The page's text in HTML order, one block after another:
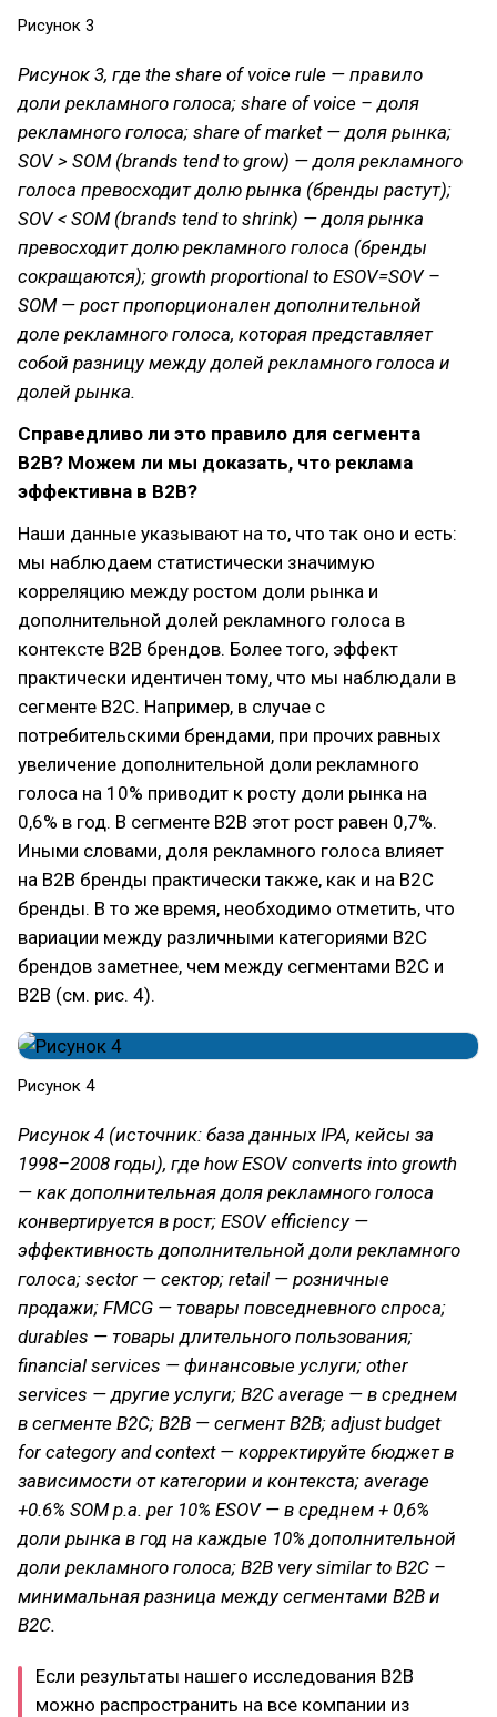
Рисунок 3
Рисунок 3, где the share of voice rule — правило
доли рекламного голоса; share of voice – доля
рекламного голоса; share of market — доля рынка;
SOV > SOM (brands tend to grow) — доля рекламного
голоса превосходит долю рынка (бренды растут);
SOV < SOM (brands tend to shrink) — доля рынка
превосходит долю рекламного голоса (бренды
сокращаются); growth proportional to ESOV=SOV –
SOM — рост пропорционален дополнительной
доле рекламного голоса, которая представляет
собой разницу между долей рекламного голоса и
долей рынка.
Справедливо ли это правило для сегмента
В2В? Можем ли мы доказать, что реклама
эффективна в В2В?
Наши данные указывают на то, что так оно и есть:
мы наблюдаем статистически значимую
корреляцию между ростом доли рынка и
дополнительной долей рекламного голоса в
контексте В2В брендов. Более того, эффект
практически идентичен тому, что мы наблюдали в
сегменте В2С. Например, в случае с
потребительскими брендами, при прочих равных
увеличение дополнительной доли рекламного
голоса на 10% приводит к росту доли рынка на
0,6% в год. В сегменте В2В этот рост равен 0,7%.
Иными словами, доля рекламного голоса влияет
на В2В бренды практически также, как и на В2С
бренды. В то же время, необходимо отметить, что
вариации между различными категориями В2С
брендов заметнее, чем между сегментами В2С и
В2В (см. рис. 4).
Рисунок 4
Рисунок 4 (источник: база данных IPA, кейсы за
1998–2008 годы), где how ESOV converts into growth
— как дополнительная доля рекламного голоса
конвертируется в рост; ESOV efficiency —
эффективность дополнительной доли рекламного
голоса; sector — сектор; retail — розничные
продажи; FMCG — товары повседневного спроса;
durables — товары длительного пользования;
financial services — финансовые услуги; other
services — другие услуги; В2С average — в среднем
в сегменте В2С; В2В — сегмент В2В; adjust budget
for category and context — корректируйте бюджет в
зависимости от категории и контекста; average
+0.6% SOM p.a. per 10% ESOV — в среднем + 0,6%
доли рынка в год на каждые 10% дополнительной
доли рекламного голоса; B2B very similar to B2C –
минимальная разница между сегментами B2B и
В2С.
Если результаты нашего исследования В2В
можно распространить на все компании из